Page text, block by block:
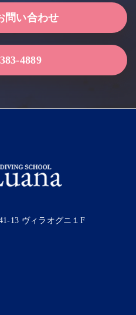
問い合わせ
4889
13 ヴィラオグニ１F